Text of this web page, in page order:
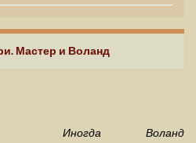
Мастер и Воланд
Иногда Воланд